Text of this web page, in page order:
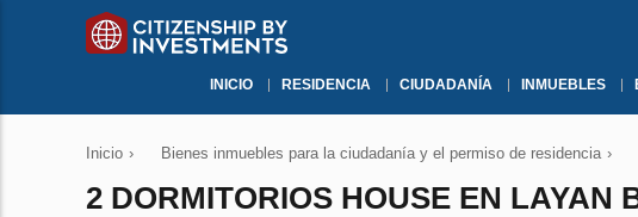
INICIO RESIDENCIA CIUDADANÍA INMUEBLES
Inicio › Bienes inmuebles para la ciudadanía y el permiso de residencia ›
2 DORMITORIOS HOUSE EN LAYAN